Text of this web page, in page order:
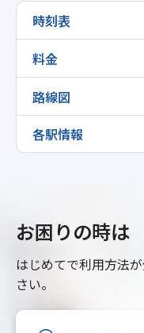
時刻表
料金
路線図
各駅情報
お困りの時は
はじめてで利用方法
さい。